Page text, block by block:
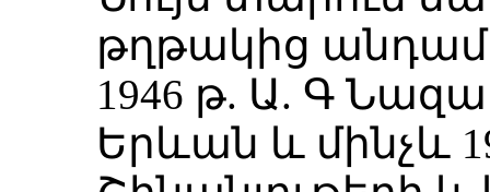
թղթակից
1946 թ. Ա. Գ
Երևան և մինչև